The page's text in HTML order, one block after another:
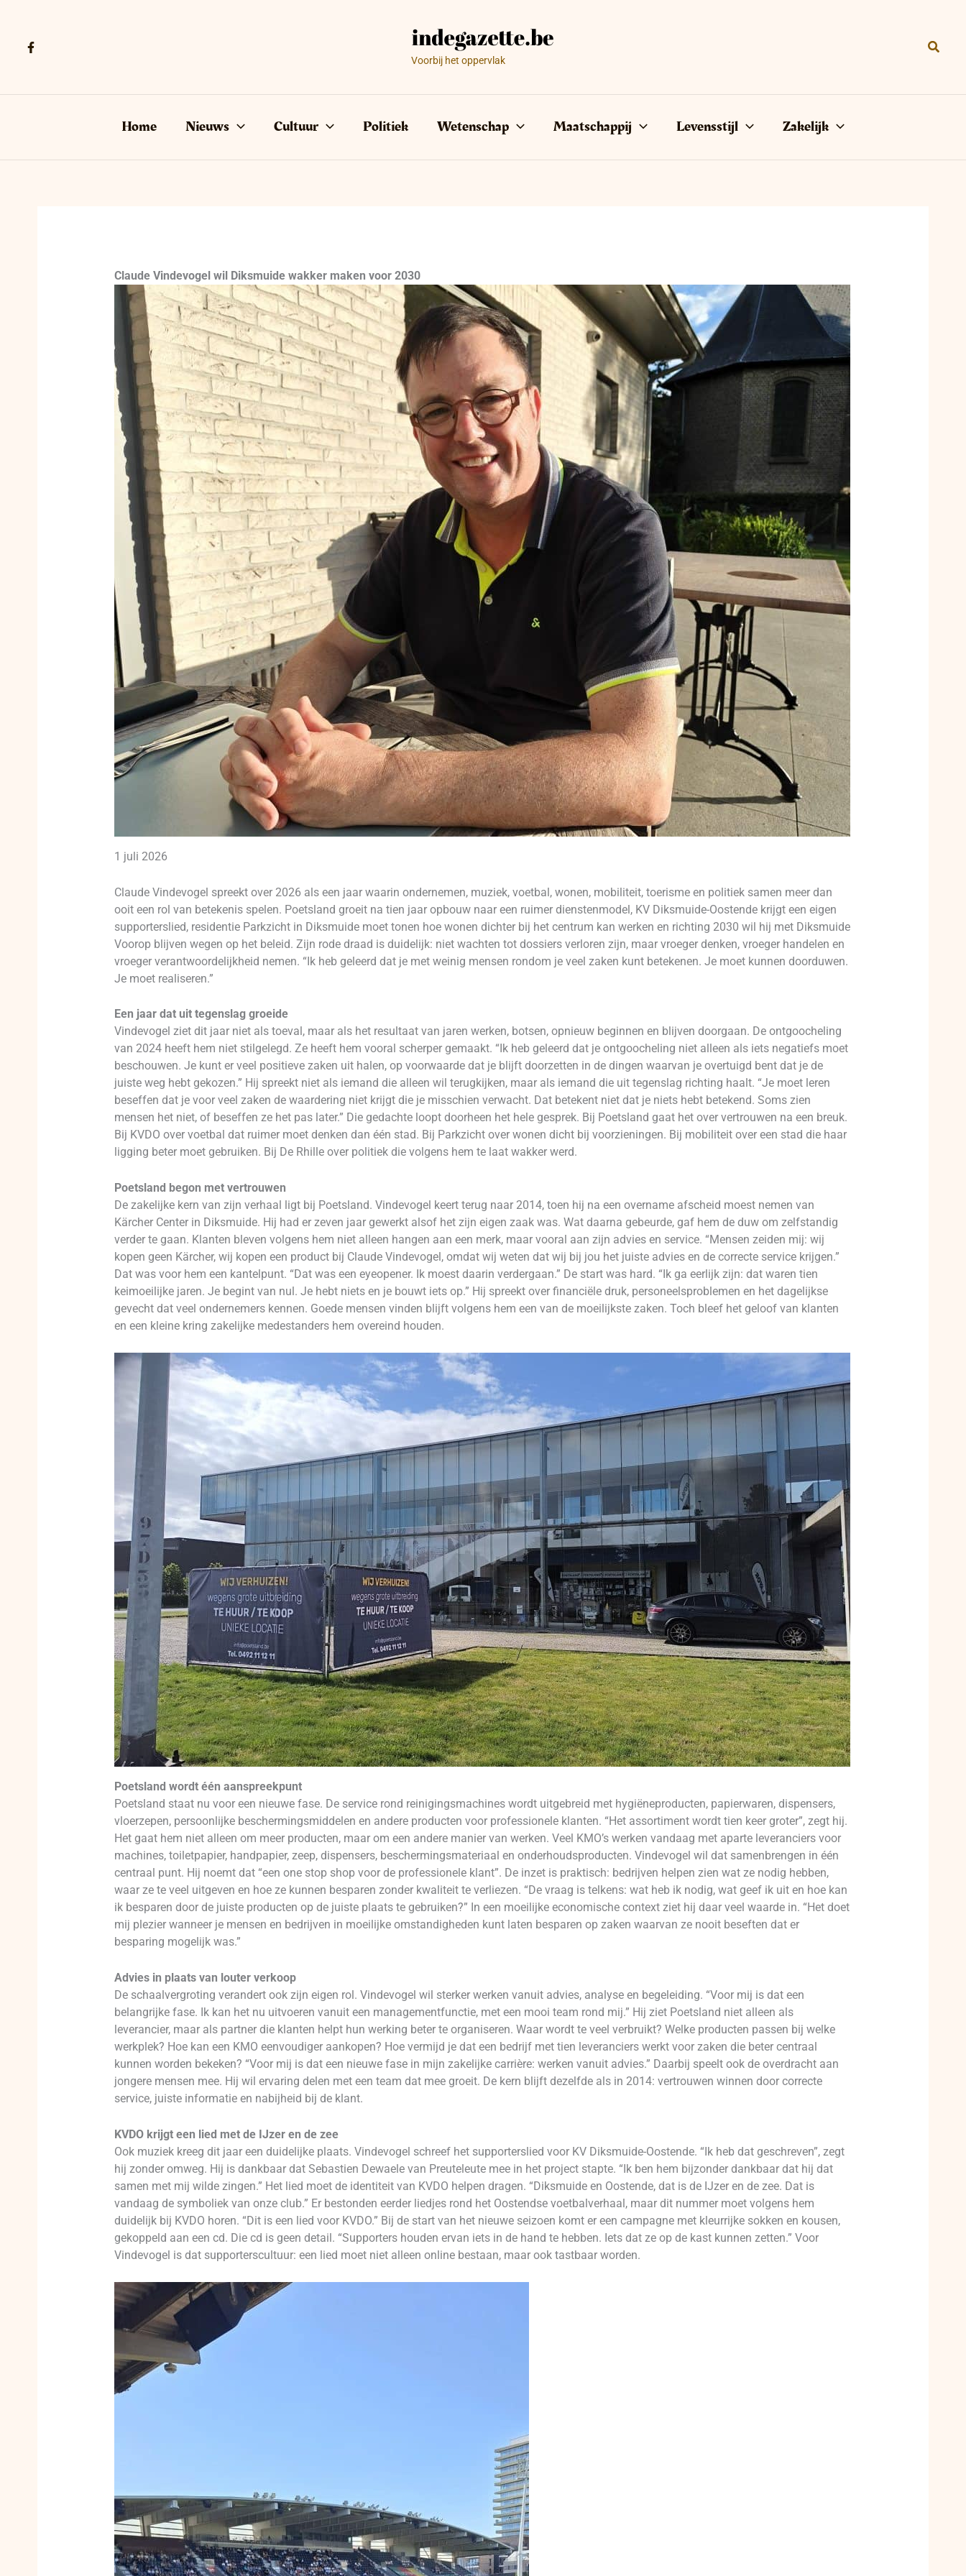
Voorbij het oppervlak
Home Nieuws Cultuur Politiek Wetenschap Maatschappij Levensstijl Zakelijk
Claude Vindevogel wil Diksmuide wakker maken voor 2030
1 juli 2026
Claude Vindevogel spreekt over 2026 als een jaar waarin ondernemen, muziek, voetbal, wonen, mobiliteit, toerisme en politiek samen meer dan
ooit een rol van betekenis spelen. Poetsland groeit na tien jaar opbouw naar een ruimer dienstenmodel, KV Diksmuide-Oostende krijgt een eigen
supporterslied, residentie Parkzicht in Diksmuide moet tonen hoe wonen dichter bij het centrum kan werken en richting 2030 wil hij met Diksmuide
Voorop blijven wegen op het beleid. Zijn rode draad is duidelijk: niet wachten tot dossiers verloren zijn, maar vroeger denken, vroeger handelen en
vroeger verantwoordelijkheid nemen. “Ik heb geleerd dat je met weinig mensen rondom je veel zaken kunt betekenen. Je moet kunnen doorduwen.
Je moet realiseren.”
Een jaar dat uit tegenslag groeide
Vindevogel ziet dit jaar niet als toeval, maar als het resultaat van jaren werken, botsen, opnieuw beginnen en blijven doorgaan. De ontgoocheling
van 2024 heeft hem niet stilgelegd. Ze heeft hem vooral scherper gemaakt. “Ik heb geleerd dat je ontgoocheling niet alleen als iets negatiefs moet
beschouwen. Je kunt er veel positieve zaken uit halen, op voorwaarde dat je blijft doorzetten in de dingen waarvan je overtuigd bent dat je de
juiste weg hebt gekozen.” Hij spreekt niet als iemand die alleen wil terugkijken, maar als iemand die uit tegenslag richting haalt. “Je moet leren
beseffen dat je voor veel zaken de waardering niet krijgt die je misschien verwacht. Dat betekent niet dat je niets hebt betekend. Soms zien
mensen het niet, of beseffen ze het pas later.” Die gedachte loopt doorheen het hele gesprek. Bij Poetsland gaat het over vertrouwen na een breuk.
Bij KVDO over voetbal dat ruimer moet denken dan één stad. Bij Parkzicht over wonen dicht bij voorzieningen. Bij mobiliteit over een stad die haar
ligging beter moet gebruiken. Bij De Rhille over politiek die volgens hem te laat wakker werd.
Poetsland begon met vertrouwen
De zakelijke kern van zijn verhaal ligt bij Poetsland. Vindevogel keert terug naar 2014, toen hij na een overname afscheid moest nemen van
Kärcher Center in Diksmuide. Hij had er zeven jaar gewerkt alsof het zijn eigen zaak was. Wat daarna gebeurde, gaf hem de duw om zelfstandig
verder te gaan. Klanten bleven volgens hem niet alleen hangen aan een merk, maar vooral aan zijn advies en service. “Mensen zeiden mij: wij
kopen geen Kärcher, wij kopen een product bij Claude Vindevogel, omdat wij weten dat wij bij jou het juiste advies en de correcte service krijgen.”
Dat was voor hem een kantelpunt. “Dat was een eyeopener. Ik moest daarin verdergaan.” De start was hard. “Ik ga eerlijk zijn: dat waren tien
keimoeilijke jaren. Je begint van nul. Je hebt niets en je bouwt iets op.” Hij spreekt over financiële druk, personeelsproblemen en het dagelijkse
gevecht dat veel ondernemers kennen. Goede mensen vinden blijft volgens hem een van de moeilijkste zaken. Toch bleef het geloof van klanten
en een kleine kring zakelijke medestanders hem overeind houden.
Poetsland wordt één aanspreekpunt
Poetsland staat nu voor een nieuwe fase. De service rond reinigingsmachines wordt uitgebreid met hygiëneproducten, papierwaren, dispensers,
vloerzepen, persoonlijke beschermingsmiddelen en andere producten voor professionele klanten. “Het assortiment wordt tien keer groter”, zegt hij.
Het gaat hem niet alleen om meer producten, maar om een andere manier van werken. Veel KMO’s werken vandaag met aparte leveranciers voor
machines, toiletpapier, handpapier, zeep, dispensers, beschermingsmateriaal en onderhoudsproducten. Vindevogel wil dat samenbrengen in één
centraal punt. Hij noemt dat “een one stop shop voor de professionele klant”. De inzet is praktisch: bedrijven helpen zien wat ze nodig hebben,
waar ze te veel uitgeven en hoe ze kunnen besparen zonder kwaliteit te verliezen. “De vraag is telkens: wat heb ik nodig, wat geef ik uit en hoe kan
ik besparen door de juiste producten op de juiste plaats te gebruiken?” In een moeilijke economische context ziet hij daar veel waarde in. “Het doet
mij plezier wanneer je mensen en bedrijven in moeilijke omstandigheden kunt laten besparen op zaken waarvan ze nooit beseften dat er
besparing mogelijk was.”
Advies in plaats van louter verkoop
De schaalvergroting verandert ook zijn eigen rol. Vindevogel wil sterker werken vanuit advies, analyse en begeleiding. “Voor mij is dat een
belangrijke fase. Ik kan het nu uitvoeren vanuit een managementfunctie, met een mooi team rond mij.” Hij ziet Poetsland niet alleen als
leverancier, maar als partner die klanten helpt hun werking beter te organiseren. Waar wordt te veel verbruikt? Welke producten passen bij welke
werkplek? Hoe kan een KMO eenvoudiger aankopen? Hoe vermijd je dat een bedrijf met tien leveranciers werkt voor zaken die beter centraal
kunnen worden bekeken? “Voor mij is dat een nieuwe fase in mijn zakelijke carrière: werken vanuit advies.” Daarbij speelt ook de overdracht aan
jongere mensen mee. Hij wil ervaring delen met een team dat mee groeit. De kern blijft dezelfde als in 2014: vertrouwen winnen door correcte
service, juiste informatie en nabijheid bij de klant.
KVDO krijgt een lied met de IJzer en de zee
Ook muziek kreeg dit jaar een duidelijke plaats. Vindevogel schreef het supporterslied voor KV Diksmuide-Oostende. “Ik heb dat geschreven”, zegt
hij zonder omweg. Hij is dankbaar dat Sebastien Dewaele van Preuteleute mee in het project stapte. “Ik ben hem bijzonder dankbaar dat hij dat
samen met mij wilde zingen.” Het lied moet de identiteit van KVDO helpen dragen. “Diksmuide en Oostende, dat is de IJzer en de zee. Dat is
vandaag de symboliek van onze club.” Er bestonden eerder liedjes rond het Oostendse voetbalverhaal, maar dit nummer moet volgens hem
duidelijk bij KVDO horen. “Dit is een lied voor KVDO.” Bij de start van het nieuwe seizoen komt er een campagne met kleurrijke sokken en kousen,
gekoppeld aan een cd. Die cd is geen detail. “Supporters houden ervan iets in de hand te hebben. Iets dat ze op de kast kunnen zetten.” Voor
Vindevogel is dat supporterscultuur: een lied moet niet alleen online bestaan, maar ook tastbaar worden.